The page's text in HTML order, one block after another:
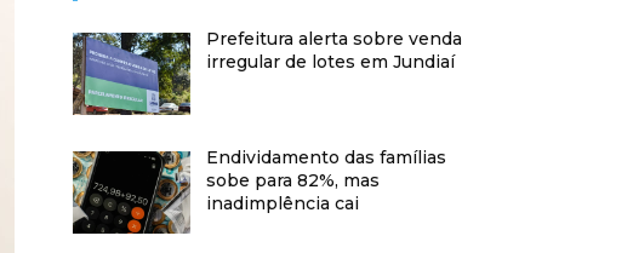
Prefeitura alerta sobre venda
irregular de lotes em Jundiaí
Endividamento das famílias
sobe para 82%, mas
inadimplência cai